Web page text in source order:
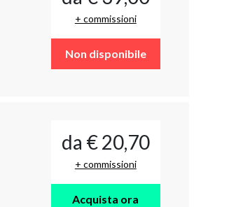
+ commissioni
Non disponibile
da € 20,70
+ commissioni
Acquista ora